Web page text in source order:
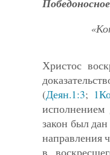
Христос
(Деян.1:3;
закон был
направления
в